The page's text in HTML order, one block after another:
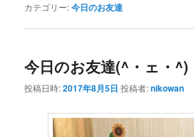
カテゴリー:今日のお友達
今日のお友達(^・ェ・^)
投稿日時:2017年8月5日 投稿者:nikowan